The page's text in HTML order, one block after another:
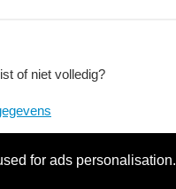
for ads personalisation.
of niet volledig?